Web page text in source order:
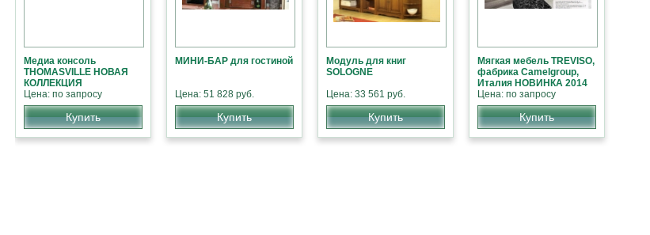
Медиа консоль
THOMASVILLE НОВАЯ
КОЛЛЕКЦИЯ
АМЕРИКАНСКОЙ
МЕБЕЛИ
Цена: по запросу
Купить
МИНИ-БАР для гостиной
Цена: 51 828 руб.
Купить
Модуль для книг
SOLOGNE
Цена: 33 561 руб.
Купить
Мягкая мебель TREVISO,
фабрика Camelgroup,
Италия НОВИНКА 2014
Цена: по запросу
Купить